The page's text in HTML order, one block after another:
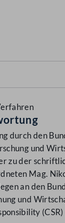
durch den
und
zu der
Mag.
an den
und
(CSR)